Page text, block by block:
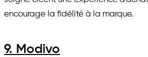
encourage la fidélité à la marque.
9. Modivo